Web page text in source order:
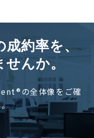
成約率を、
んか。
の全体像をご確